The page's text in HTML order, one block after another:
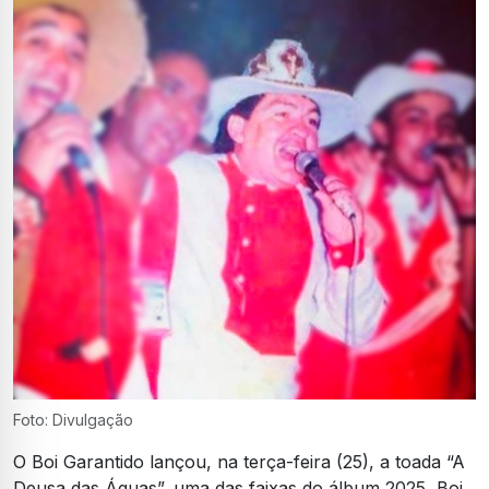
Foto: Divulgação
O Boi Garantido lançou, na terça-feira (25), a toada “A